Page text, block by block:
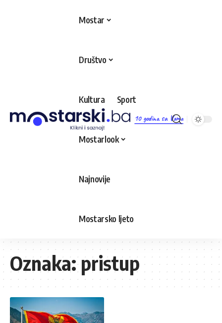
10 godina sa Vama
Mostar
Društvo
Kultura Sport
Mostarlook
Najnovije
Mostarsko ljeto
Oznaka:pristup